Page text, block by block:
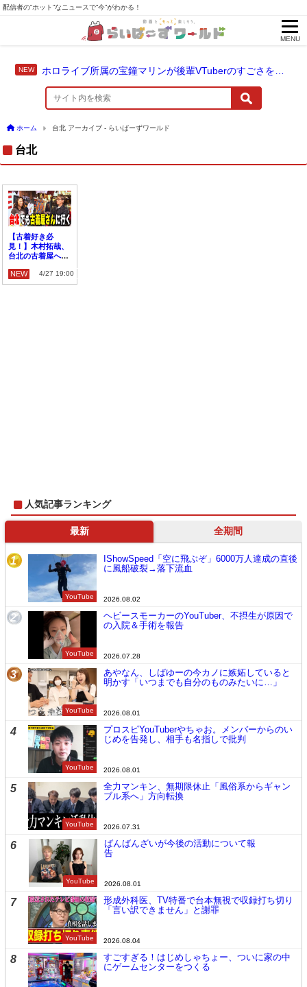
配信者の“ホット”なニュースで“今”がわかる！
MENU
ホーム 台北 アーカイブ - らいばーずワールド
台北
【古着好き必
見！】木村拓哉、
台北の古着屋へ行
って集めたね」
NEW 4/27 19:00
人気記事ランキング
最新 全期間
1
YouTube
IShowSpeed「空に飛ぶぞ」6000万人達成の直後
に風船破裂→落下流血
2026.08.02
2
YouTube
ヘビースモーカーのYouTuber、不摂生が原因で
の入院＆手術を報告
2026.07.28
3
YouTube
あやなん、しばゆーの今カノに嫉妬していると
明かす「いつまでも自分のものみたいに…」
2026.08.01
4
YouTube
プロスピYouTuberやちゃお。メンバーからのい
じめを告発し、相手も名指しで批判
2026.08.01
5
YouTube
全力マンキン、無期限休止「風俗系からギャン
ブル系へ」方向転換
2026.07.31
6
YouTube
ばんばんざいが今後の活動について報
告
2026.08.01
7
YouTube
形成外科医、TV特番で台本無視で収録打ち切り
「言い訳できません」と謝罪
2026.08.04
8
すごすぎる！はじめしゃちょー、ついに家の中
にゲームセンターをつくる